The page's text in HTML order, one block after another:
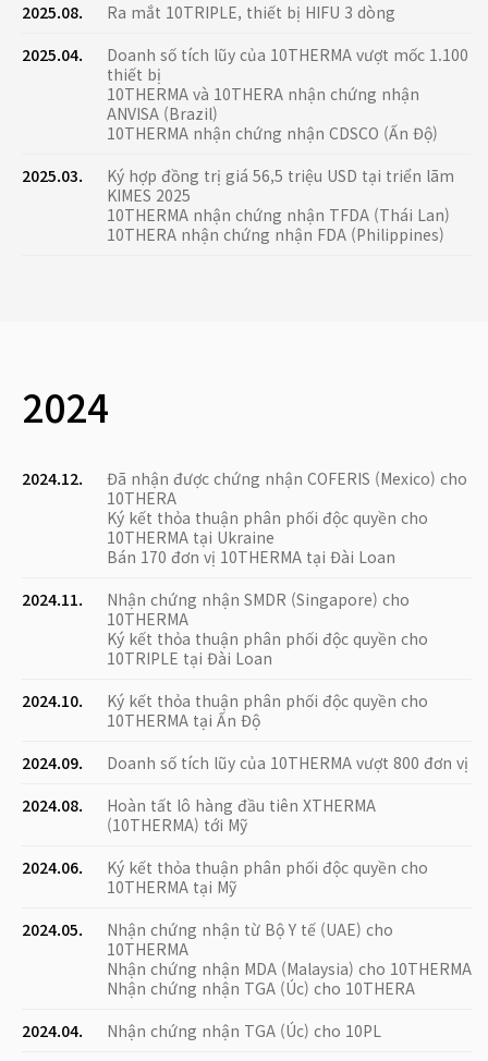
2025.08.
Ra mắt 10TRIPLE, thiết bị HIFU 3 dòng
2025.04.
Doanh số tích lũy của 10THERMA vượt mốc 1.100
thiết bị
10THERMA và 10THERA nhận chứng nhận
ANVISA (Brazil)
10THERMA nhận chứng nhận CDSCO (Ấn Độ)
2025.03.
Ký hợp đồng trị giá 56,5 triệu USD tại triển lãm
KIMES 2025
10THERMA nhận chứng nhận TFDA (Thái Lan)
10THERA nhận chứng nhận FDA (Philippines)
2024
2024.12.
Đã nhận được chứng nhận COFERIS (Mexico) cho
10THERA
Ký kết thỏa thuận phân phối độc quyền cho
10THERMA tại Ukraine
Bán 170 đơn vị 10THERMA tại Đài Loan
2024.11.
Nhận chứng nhận SMDR (Singapore) cho
10THERMA
Ký kết thỏa thuận phân phối độc quyền cho
10TRIPLE tại Đài Loan
2024.10.
Ký kết thỏa thuận phân phối độc quyền cho
10THERMA tại Ấn Độ
2024.09.
Doanh số tích lũy của 10THERMA vượt 800 đơn vị
2024.08.
Hoàn tất lô hàng đầu tiên XTHERMA
(10THERMA) tới Mỹ
2024.06.
Ký kết thỏa thuận phân phối độc quyền cho
10THERMA tại Mỹ
2024.05.
Nhận chứng nhận từ Bộ Y tế (UAE) cho
10THERMA
Nhận chứng nhận MDA (Malaysia) cho 10THERMA
Nhận chứng nhận TGA (Úc) cho 10THERA
2024.04.
Nhận chứng nhận TGA (Úc) cho 10PL